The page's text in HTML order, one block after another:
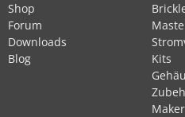
Shop
Forum
Downloads
Blog
Kits